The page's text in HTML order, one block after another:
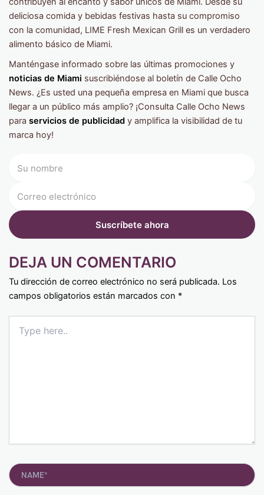
deliciosa comida y bebidas festivas hasta su compromiso
con la comunidad, LIME Fresh Mexican Grill es un verdadero
alimento básico de Miami.
Manténgase informado sobre las últimas promociones y
noticias de Miami suscribiéndose al boletín de Calle Ocho
News. ¿Es usted una pequeña empresa en Miami que busca
llegar a un público más amplio? ¡Consulta Calle Ocho News
para servicios de publicidad y amplifica la visibilidad de tu
marca hoy!
DEJA UN COMENTARIO
Tu dirección de correo electrónico no será publicada. Los
campos obligatorios están marcados con *
here..
Name*